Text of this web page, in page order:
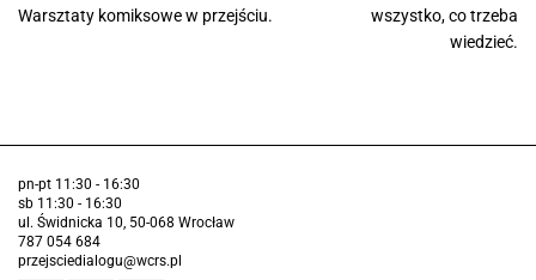
Warsztaty komiksowe w przejściu.
wszystko, co trzeba
wiedzieć.
pn-pt 11:30 - 16:30
sb 11:30 - 16:30
ul. Świdnicka 10, 50-068 Wrocław
787 054 684
przejsciedialogu@wcrs.pl